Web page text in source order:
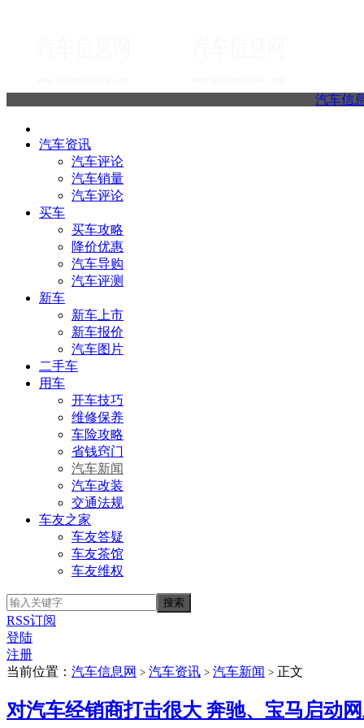
汽车信
汽车资讯
汽车评论
汽车销量
汽车评论
买车
买车攻略
降价优惠
汽车导购
汽车评测
新车
新车上市
新车报价
汽车图片
二手车
用车
开车技巧
维修保养
车险攻略
省钱窍门
汽车新闻
汽车改装
交通法规
车友之家
车友答疑
车友茶馆
车友维权
RSS订阅
登陆
注册
当前位置： 汽车信息网 > 汽车资讯 > 汽车新闻 > 正文
对汽车经销商打击很大 奔驰、宝马启动